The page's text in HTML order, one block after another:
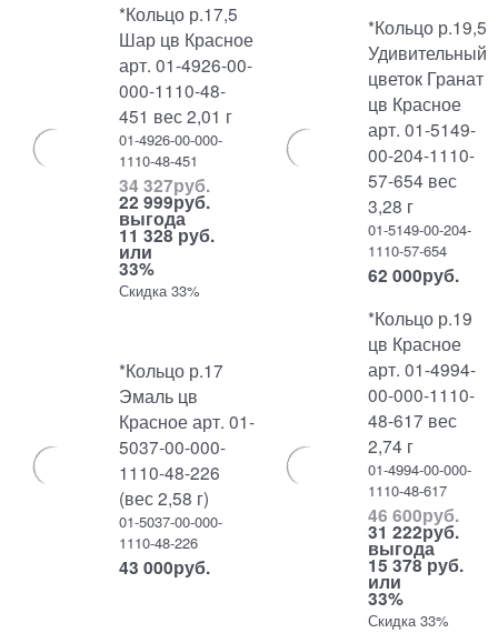
*Кольцо р.17,5
Шар цв Красное
арт. 01-4926-00-
000-1110-48-
451 вес 2,01 г
01-4926-00-000-
1110-48-451
34 327руб.
22 999руб.
выгода
11 328 руб.
или
33%
Скидка 33%
*Кольцо р.19,5
Удивительный
цветок Гранат
цв Красное
арт. 01-5149-
00-204-1110-
57-654 вес
3,28 г
01-5149-00-204-
1110-57-654
62 000руб.
*Кольцо р.17
Эмаль цв
Красное арт. 01-
5037-00-000-
1110-48-226
(вес 2,58 г)
01-5037-00-000-
1110-48-226
43 000руб.
*Кольцо р.19
цв Красное
арт. 01-4994-
00-000-1110-
48-617 вес
2,74 г
01-4994-00-000-
1110-48-617
46 600руб.
31 222руб.
выгода
15 378 руб.
или
33%
Скидка 33%